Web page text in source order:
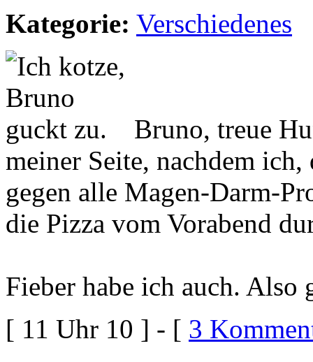
Kategorie: Verschiedenes
Bruno, treue
meiner Seite, nachdem
gegen alle Magen-Darm-
die Pizza vom Vorabend
Fieber habe ich auch. Also
[ 11 Uhr 10 ] - [ 3